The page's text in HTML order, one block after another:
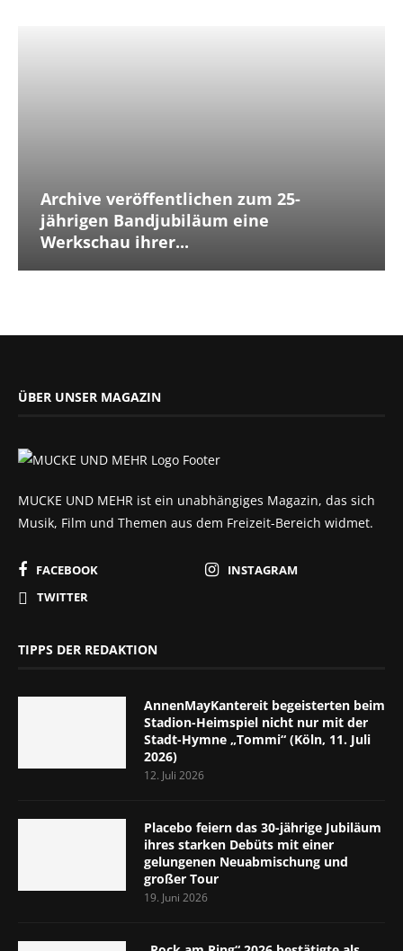
Archive veröffentlichen zum 25-
jährigen Bandjubiläum eine
Werkschau ihrer...
ÜBER UNSER MAGAZIN
MUCKE UND MEHR ist ein unabhängiges Magazin, das sich
Musik, Film und Themen aus dem Freizeit-Bereich widmet.
FACEBOOK
INSTAGRAM
TWITTER
TIPPS DER REDAKTION
AnnenMayKantereit begeisterten beim
Stadion-Heimspiel nicht nur mit der
Stadt-Hymne „Tommi“ (Köln, 11. Juli
2026)
12. Juli 2026
Placebo feiern das 30-jährige Jubiläum
ihres starken Debüts mit einer
gelungenen Neuabmischung und
großer Tour
19. Juni 2026